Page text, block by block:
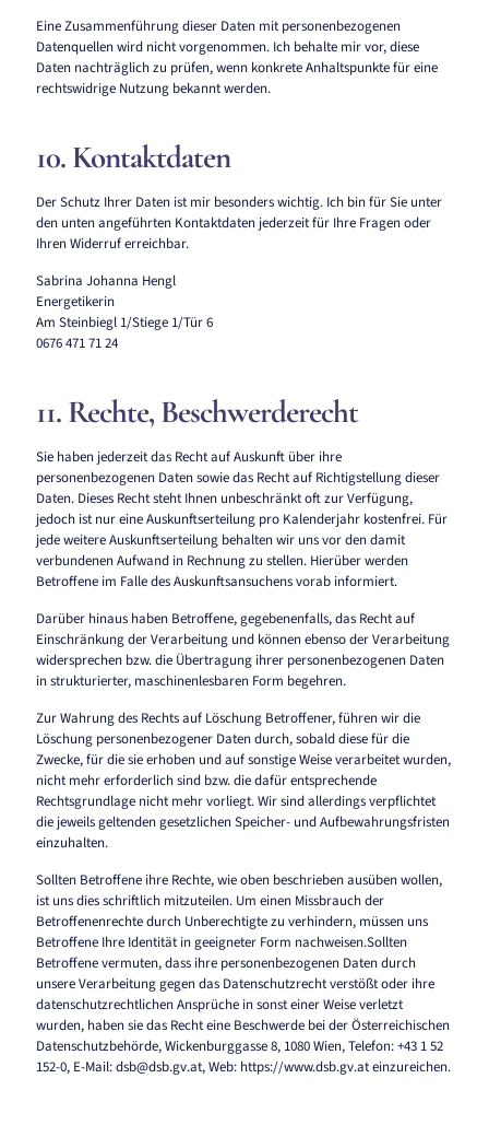
Eine Zusammenführung dieser Daten mit personenbezogenen
Datenquellen wird nicht vorgenommen. Ich behalte mir vor, diese
Daten nachträglich zu prüfen, wenn konkrete Anhaltspunkte für eine
rechtswidrige Nutzung bekannt werden.
10. Kontaktdaten
Der Schutz Ihrer Daten ist mir besonders wichtig. Ich bin für Sie unter
den unten angeführten Kontaktdaten jederzeit für Ihre Fragen oder
Ihren Widerruf erreichbar.
Sabrina Johanna Hengl
Energetikerin
Am Steinbiegl 1/Stiege 1/Tür 6
0676 471 71 24
11. Rechte, Beschwerderecht
Sie haben jederzeit das Recht auf Auskunft über ihre
personenbezogenen Daten sowie das Recht auf Richtigstellung dieser
Daten. Dieses Recht steht Ihnen unbeschränkt oft zur Verfügung,
jedoch ist nur eine Auskunftserteilung pro Kalenderjahr kostenfrei. Für
jede weitere Auskunftserteilung behalten wir uns vor den damit
verbundenen Aufwand in Rechnung zu stellen. Hierüber werden
Betroffene im Falle des Auskunftsansuchens vorab informiert.
Darüber hinaus haben Betroffene, gegebenenfalls, das Recht auf
Einschränkung der Verarbeitung und können ebenso der Verarbeitung
widersprechen bzw. die Übertragung ihrer personenbezogenen Daten
in strukturierter, maschinenlesbaren Form begehren.
Zur Wahrung des Rechts auf Löschung Betroffener, führen wir die
Löschung personenbezogener Daten durch, sobald diese für die
Zwecke, für die sie erhoben und auf sonstige Weise verarbeitet wurden,
nicht mehr erforderlich sind bzw. die dafür entsprechende
Rechtsgrundlage nicht mehr vorliegt. Wir sind allerdings verpflichtet
die jeweils geltenden gesetzlichen Speicher- und Aufbewahrungsfristen
einzuhalten.
Sollten Betroffene ihre Rechte, wie oben beschrieben ausüben wollen,
ist uns dies schriftlich mitzuteilen. Um einen Missbrauch der
Betroffenenrechte durch Unberechtigte zu verhindern, müssen uns
Betroffene Ihre Identität in geeigneter Form nachweisen.Sollten
Betroffene vermuten, dass ihre personenbezogenen Daten durch
unsere Verarbeitung gegen das Datenschutzrecht verstößt oder ihre
datenschutzrechtlichen Ansprüche in sonst einer Weise verletzt
wurden, haben sie das Recht eine Beschwerde bei der Österreichischen
Datenschutzbehörde, Wickenburggasse 8, 1080 Wien, Telefon: +43 1 52
152-0, E-Mail: dsb@dsb.gv.at, Web: https://www.dsb.gv.at einzureichen.